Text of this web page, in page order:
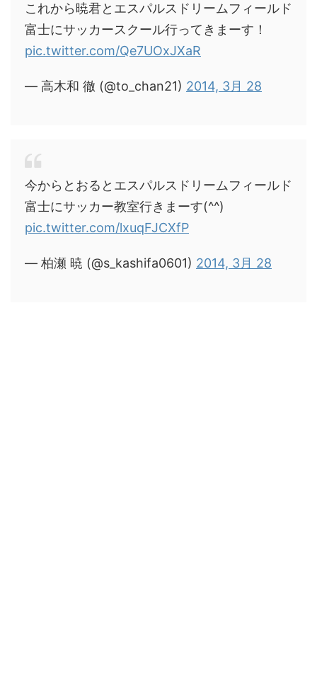
これから暁君とエスパルスドリームフィールド
富士にサッカースクール行ってきまーす！
pic.twitter.com/Qe7UOxJXaR
— 高木和 徹 (@to_chan21) 2014, 3月 28
今からとおるとエスパルスドリームフィールド
富士にサッカー教室行きまーす(^^)
pic.twitter.com/lxuqFJCXfP
— 柏瀬 暁 (@s_kashifa0601) 2014, 3月 28